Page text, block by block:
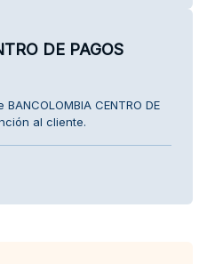
DE PAGOS
CENTRO DE
al cliente.